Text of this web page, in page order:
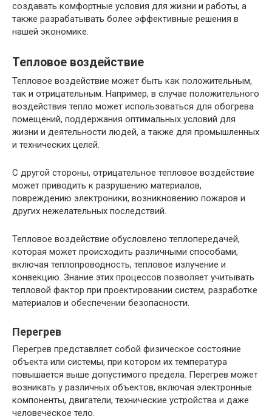
создавать комфортные условия для жизни и работы, а
также разрабатывать более эффективные решения в
нашей экономике.
Тепловое воздействие
Тепловое воздействие может быть как положительным,
так и отрицательным. Например, в случае положительного
воздействия тепло может использоваться для обогрева
помещений, поддержания оптимальных условий для
жизни и деятельности людей, а также для промышленных
и технических целей.
С другой стороны, отрицательное тепловое воздействие
может приводить к разрушению материалов,
повреждению электроники, возникновению пожаров и
других нежелательных последствий.
Тепловое воздействие обусловлено теплопередачей,
которая может происходить различными способами,
включая теплопроводность, тепловое излучение и
конвекцию. Знание этих процессов позволяет учитывать
тепловой фактор при проектировании систем, разработке
материалов и обеспечении безопасности.
Перегрев
Перегрев представляет собой физическое состояние
объекта или системы, при котором их температура
повышается выше допустимого предела. Перегрев может
возникать у различных объектов, включая электронные
компоненты, двигатели, технические устройства и даже
человеческое тело.